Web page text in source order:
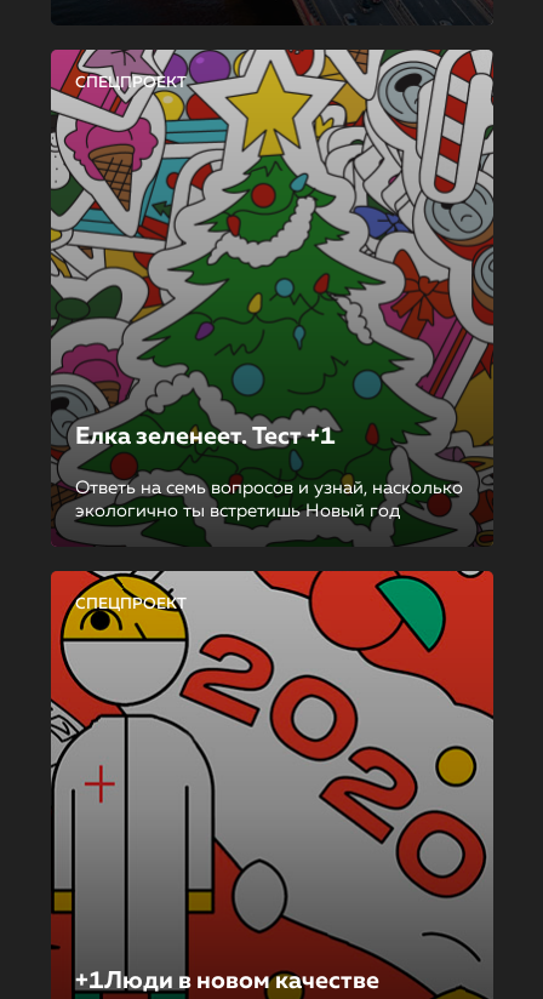
СПЕЦПРОЕКТ
Елка зеленеет. Тест +1
Ответь на семь вопросов и узнай, насколько
экологично ты встретишь Новый год
СПЕЦПРОЕКТ
+1Люди в новом качестве